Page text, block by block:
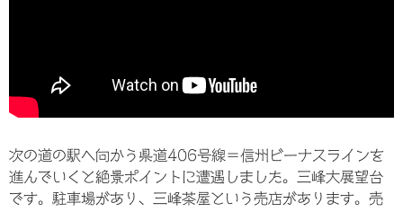
次の道の駅へ向かう県道406号線＝信州ビーナスラインを
進んでいくと絶景ポイントに遭遇しました。三峰大展望台
です。駐車場があり、三峰茶屋という売店があります。売